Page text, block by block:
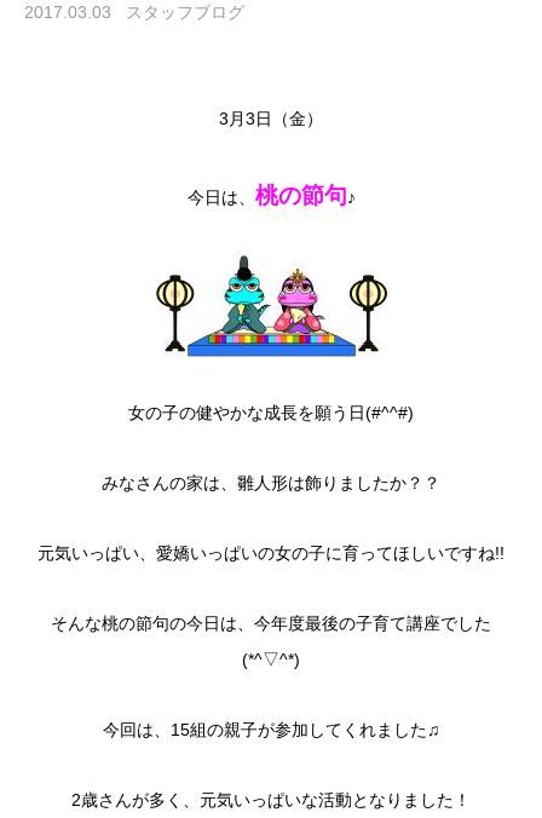
2017.03.03 スタッフブログ
3月3日（金）
今日は、 桃の節句♪
女の子の健やかな成長を願う日(#^^#)
みなさんの家は、雛人形は飾りましたか？？
元気いっぱい、愛嬌いっぱいの女の子に育ってほしいですね!!
そんな桃の節句の今日は、今年度最後の子育て講座でした
(*^▽^*)
今回は、15組の親子が参加してくれました♫
2歳さんが多く、元気いっぱいな活動となりました！